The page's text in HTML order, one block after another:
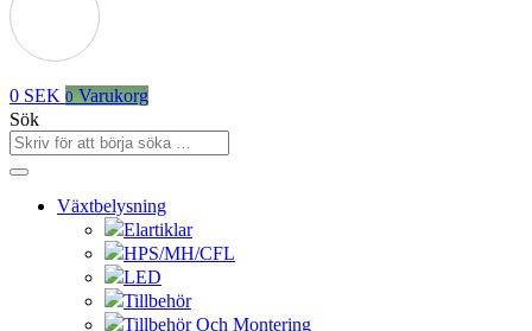
0 SEK 0 Varukorg
Sök
Växtbelysning
Elartiklar
HPS/MH/CFL
LED
Tillbehör
Tillbehör Och Montering